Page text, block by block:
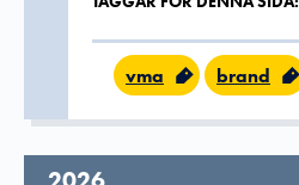
vma brand